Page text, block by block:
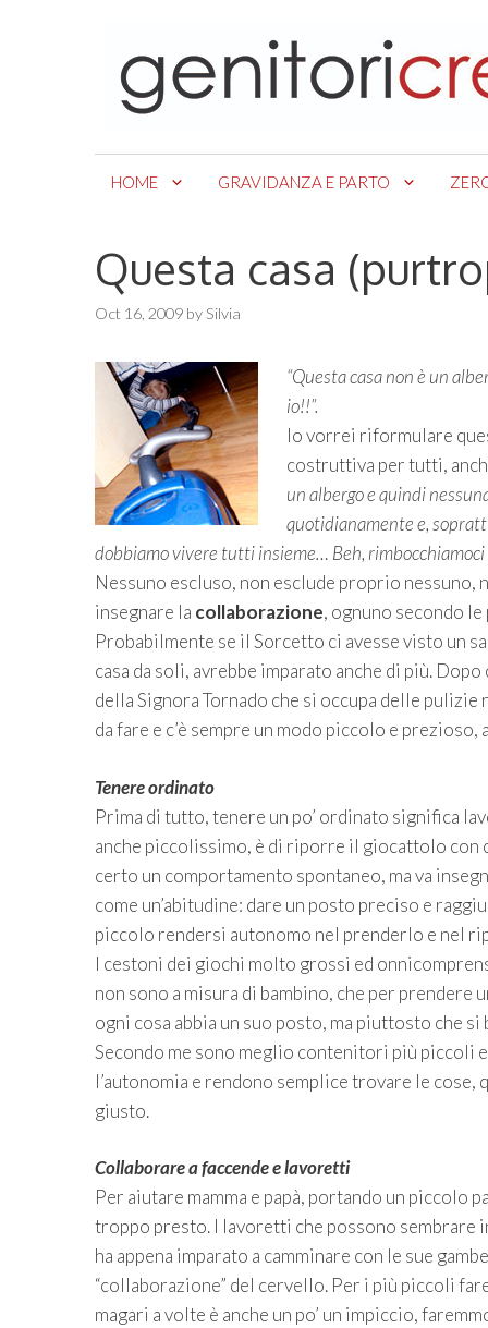
HOME GRAVIDANZA E PARTO
Questa casa
Oct 16, 2009 by Silvia
“Questa casa non è un
io!!”.
Io vorrei riformulare
costruttiva per tutti,
un albergo e quindi
quotidianamente e,
dobbiamo vivere tutti insieme… Beh, rimbocchiamoci
Nessuno escluso, non esclude proprio nessuno,
insegnare la collaborazione, ognuno secondo
Probabilmente se il Sorcetto ci avesse visto un
casa da soli, avrebbe imparato anche di più.
della Signora Tornado che si occupa delle pulizie
da fare e c’è sempre un modo piccolo e
Tenere ordinato
Prima di tutto, tenere un po’ ordinato significa
anche piccolissimo, è di riporre il giocattolo con
certo un comportamento spontaneo, ma va
come un’abitudine: dare un posto preciso e
piccolo rendersi autonomo nel prenderlo e nel
I cestoni dei giochi molto grossi ed
non sono a misura di bambino, che per
ogni cosa abbia un suo posto, ma piuttosto che
Secondo me sono meglio contenitori più piccoli
l’autonomia e rendono semplice trovare le
giusto.
Collaborare a faccende e lavoretti
Per aiutare mamma e papà, portando un piccolo
troppo presto. I lavoretti che possono sembrare
ha appena imparato a camminare con le sue
“collaborazione” del cervello. Per i più piccoli
magari a volte è anche un po’ un impiccio,